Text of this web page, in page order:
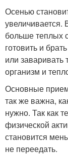
Осенью
увеличивается.
больше теплых
готовить и
или заваривать
организм и
Основные
так же важна,
нужно. Так как
физической
становится
не переедать.